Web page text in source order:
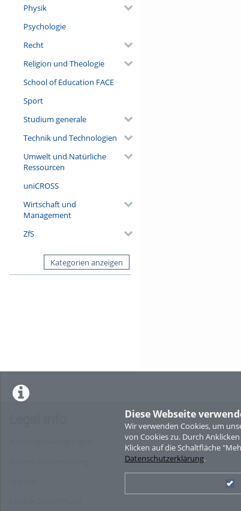
Diese Webseite
Wir verwenden Cookies, um
von Cookies zu. Durch
Klicken auf die Schaltfläche
Datenschutzerklärung.
Physik
Psychologie
Recht
Religion und Theologie
School of Education FACE
Sport
Studium generale
Technik und Technologien
Umwelt und Natürliche
Ressourcen
uniCROSS
Wirtschaft und
Management
ZfS
Kategorien anzeigen